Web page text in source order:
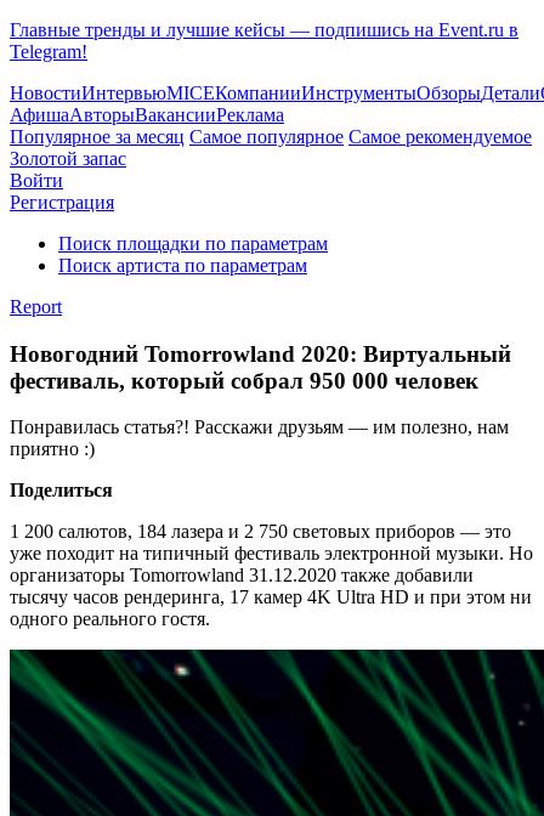
Главные тренды и лучшие кейсы — подпишись на Event.ru в
Telegram!
НовостиИнтервьюMICEКомпанииИнструментыОбзорыДетали
АфишаАвторыВакансииРеклама
Популярное за месяц Самое популярное Самое рекомендуемое
Золотой запас
Войти
Регистрация
Поиск площадки по параметрам
Поиск артиста по параметрам
Report
Новогодний Tomorrowland 2020: Виртуальный
фестиваль, который собрал 950 000 человек
Понравилась статья?! Расскажи друзьям — им полезно, нам
приятно :)
Поделиться
1 200 салютов, 184 лазера и 2 750 световых приборов — это
уже походит на типичный фестиваль электронной музыки. Но
организаторы Tomorrowland 31.12.2020 также добавили
тысячу часов рендеринга, 17 камер 4K Ultra HD и при этом ни
одного реального гостя.